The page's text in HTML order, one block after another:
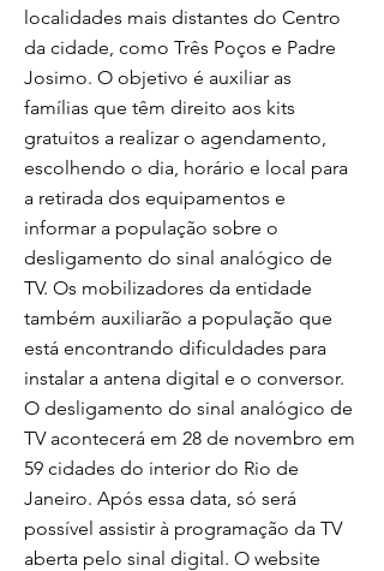
localidades mais distantes do Centro
da cidade, como Três Poços e Padre
Josimo. O objetivo é auxiliar as
famílias que têm direito aos kits
gratuitos a realizar o agendamento,
escolhendo o dia, horário e local para
a retirada dos equipamentos e
informar a população sobre o
desligamento do sinal analógico de
TV. Os mobilizadores da entidade
também auxiliarão a população que
está encontrando dificuldades para
instalar a antena digital e o conversor.
O desligamento do sinal analógico de
TV acontecerá em 28 de novembro em
59 cidades do interior do Rio de
Janeiro. Após essa data, só será
possível assistir à programação da TV
aberta pelo sinal digital. O website